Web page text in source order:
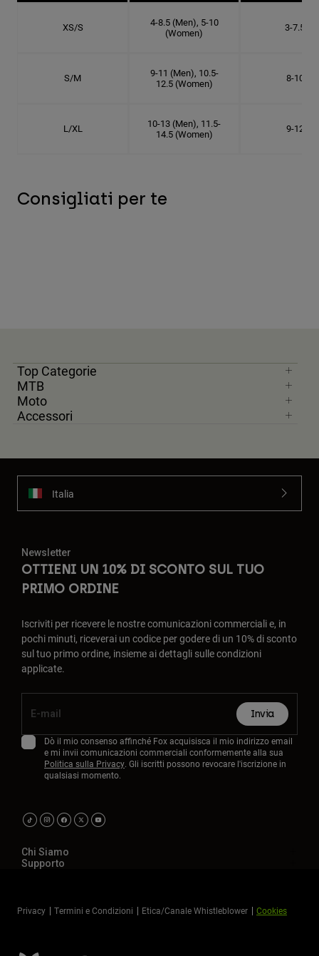
XS/S
4-8.5 (Men), 5-10
(Women)
3-7.5
S/M
9-11 (Men), 10.5-
12.5 (Women)
8-10
L/XL
10-13 (Men), 11.5-
14.5 (Women)
9-12
Consigliati per te
Top Categorie
MTB
Moto
Accessori
Italia
Newsletter
OTTIENI UN 10% DI SCONTO SUL TUO
PRIMO ORDINE
Iscriviti per ricevere le nostre comunicazioni commerciali e, in
pochi minuti, riceverai un codice per godere di un 10% di sconto
sul tuo primo ordine, insieme ai dettagli sulle condizioni
applicate.
Invia
Dò il mio consenso affinché Fox acquisisca il mio indirizzo email
e mi invii comunicazioni commerciali conformemente alla sua
Politica sulla Privacy. Gli iscritti possono revocare l'iscrizione in
qualsiasi momento.
Chi Siamo
Supporto
Privacy Termini e Condizioni Etica/Canale Whistleblower Cookies